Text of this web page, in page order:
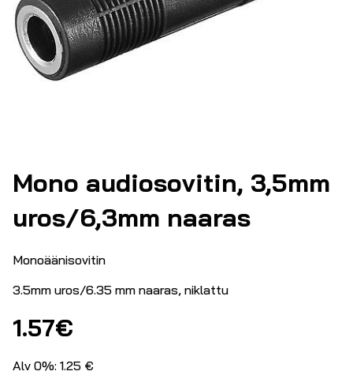
Mono audiosovitin, 3,5mm
uros/6,3mm naaras
Monoäänisovitin
3.5mm uros/6.35 mm naaras, niklattu
1.57€
Alv 0%: 1.25 €